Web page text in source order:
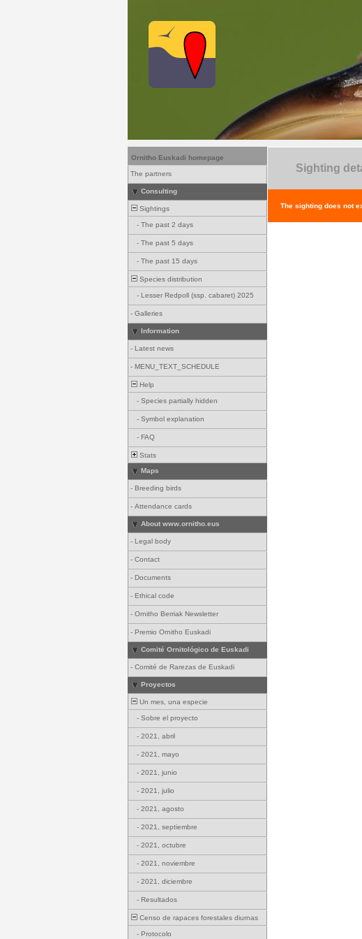
Ornitho Euskadi homepage
The partners
Consulting
Sightings
- The past 2 days
- The past 5 days
- The past 15 days
Species distribution
- Lesser Redpoll (ssp. cabaret) 2025
- Galleries
Information
- Latest news
- MENU_TEXT_SCHEDULE
Help
- Species partially hidden
- Symbol explanation
- FAQ
Stats
Maps
- Breeding birds
- Attendance cards
About www.ornitho.eus
- Legal body
- Contact
- Documents
- Ethical code
- Ornitho Berriak Newsletter
- Premio Ornitho Euskadi
Comité Ornitológico de Euskadi
- Comité de Rarezas de Euskadi
Proyectos
Un mes, una especie
- Sobre el proyecto
- 2021, abril
- 2021, mayo
- 2021, junio
- 2021, julio
- 2021, agosto
- 2021, septiembre
- 2021, octubre
- 2021, noviembre
- 2021, diciembre
- Resultados
Censo de rapaces forestales diurnas
- Protocolo
Sighting
The sighting does not